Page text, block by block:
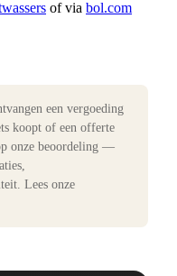
of via bol.com
een vergoeding
koopt of een offerte
onze beoordeling —
Lees onze